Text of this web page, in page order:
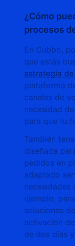
¿Cómo
procesos
En Cubbo,
que estás
estrategia
plataforma
canales de
necesidad
para que tu
También
diseñada
pedidos en
adaptado
necesidades
ejemplo,
soluciones
activación
de dos días